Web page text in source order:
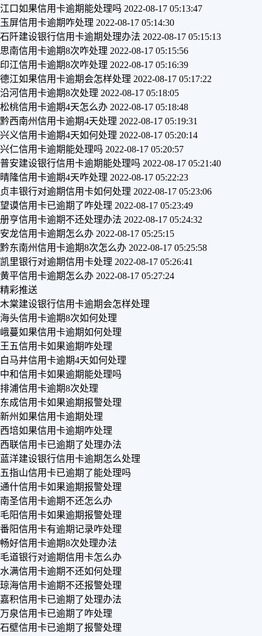
江口如果信用卡逾期能处理吗 2022-08-17 05:13:47
玉屏信用卡逾期咋处理 2022-08-17 05:14:30
石阡建设银行信用卡逾期处理办法 2022-08-17 05:15:13
思南信用卡逾期8次咋处理 2022-08-17 05:15:56
印江信用卡逾期8次咋处理 2022-08-17 05:16:39
德江如果信用卡逾期会怎样处理 2022-08-17 05:17:22
沿河信用卡逾期8次处理 2022-08-17 05:18:05
松桃信用卡逾期4天怎么办 2022-08-17 05:18:48
黔西南州信用卡逾期4天处理 2022-08-17 05:19:31
兴义信用卡逾期4天如何处理 2022-08-17 05:20:14
兴仁信用卡逾期能处理吗 2022-08-17 05:20:57
普安建设银行信用卡逾期能处理吗 2022-08-17 05:21:40
晴隆信用卡逾期4天咋处理 2022-08-17 05:22:23
贞丰银行对逾期信用卡如何处理 2022-08-17 05:23:06
望谟信用卡已逾期了咋处理 2022-08-17 05:23:49
册亨信用卡逾期不还处理办法 2022-08-17 05:24:32
安龙信用卡逾期怎么办 2022-08-17 05:25:15
黔东南州信用卡逾期8次怎么办 2022-08-17 05:25:58
凯里银行对逾期信用卡处理 2022-08-17 05:26:41
黄平信用卡逾期怎么办 2022-08-17 05:27:24
精彩推送
木棠建设银行信用卡逾期会怎样处理
海头信用卡逾期8次如何处理
峨蔓如果信用卡逾期如何处理
王五信用卡如果逾期咋处理
白马井信用卡逾期4天如何处理
中和信用卡如果逾期能处理吗
排浦信用卡逾期8次处理
东成信用卡如果逾期报警处理
新州如果信用卡逾期处理
西培如果信用卡逾期咋处理
西联信用卡已逾期了处理办法
蓝洋建设银行信用卡逾期怎么处理
五指山信用卡已逾期了能处理吗
通什信用卡如果逾期报警处理
南圣信用卡逾期不还怎么办
毛阳信用卡如果逾期报警处理
番阳信用卡有逾期记录咋处理
畅好信用卡逾期8次处理办法
毛道银行对逾期信用卡怎么办
水满信用卡逾期不还如何处理
琼海信用卡逾期不还报警处理
嘉积信用卡已逾期了处理办法
万泉信用卡已逾期了咋处理
石壁信用卡已逾期了报警处理